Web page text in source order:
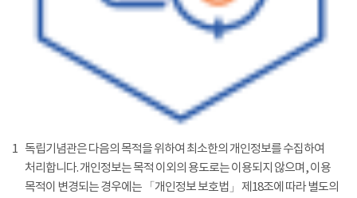
1 독립기념관은 다음의 목적을 위하여 최소한의 개인정보를 수집하여
처리합니다. 개인정보는 목적 이외의 용도로는 이용되지 않으며, 이용
목적이 변경되는 경우에는 「개인정보 보호법」 제18조에 따라 별도의